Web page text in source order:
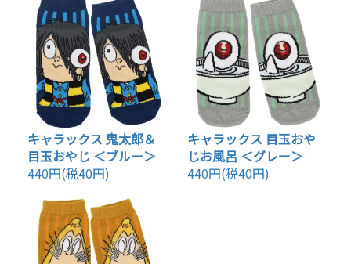
キャラックス 鬼太郎＆
目玉おやじ ＜ブルー＞
440円(税40円)
キャラックス 目玉おや
じお風呂 ＜グレー＞
440円(税40円)